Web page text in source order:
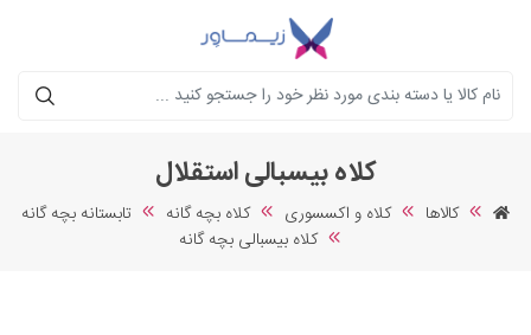
جستجو
کلاه بیسبالی استقلال
کالاها کلاه و اکسسوری کلاه بچه گانه
تابستانه بچه گانه
کلاه بیسبالی بچه گانه